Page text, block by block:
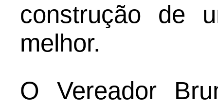
construção de
melhor.
O Vereador